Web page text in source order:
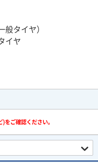
タイヤ）
イヤ
をご確認ください。